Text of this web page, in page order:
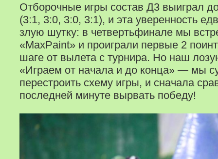
Отборочные игры состав Д3 выиграл
(3:1, 3:0, 3:0, 3:1), и эта уверенность
злую шутку: в четвертьфинале мы
«MaxPaint» и проиграли первые 2
шаге от вылета с турнира. Но наш
«Играем от начала и до конца» — мы
перестроить схему игры, и сначала
последней минуте вырвать победу!